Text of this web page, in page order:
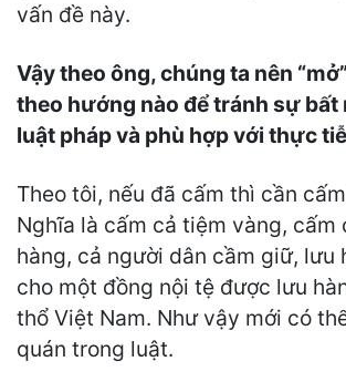
vấn đề này.
Vậy theo ông, chúng ta nên
theo hướng nào để tránh sự bất
luật pháp và phù hợp với thực
Theo tôi, nếu đã cấm thì cần
Nghĩa là cấm cả tiệm vàng, cấm
hàng, cả người dân cầm giữ, lưu
cho một đồng nội tệ được lưu
thổ Việt Nam. Như vậy mới có
quán trong luật.